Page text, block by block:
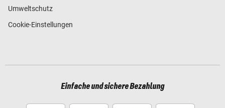
Umweltschutz
Cookie-Einstellungen
Einfache und sichere Bezahlung